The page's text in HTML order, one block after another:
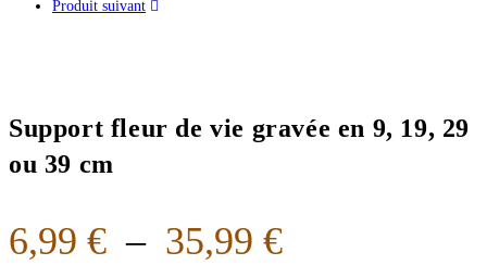
Produit suivant
Support fleur de vie gravée en 9, 19, 29
ou 39 cm
6,99 € – 35,99 €